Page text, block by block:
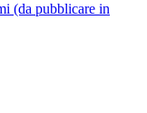
(da pubblicare in